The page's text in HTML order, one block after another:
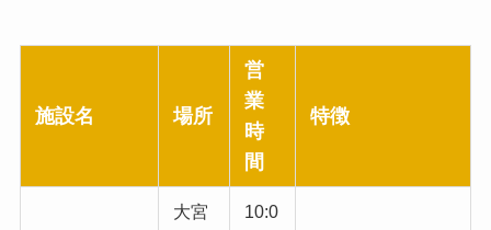
施設名 場所
営
業
時
間
特徴
大宮
10:0